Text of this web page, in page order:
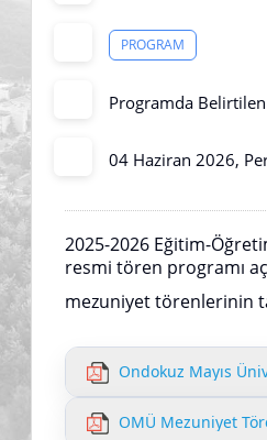
PROGRAM
Programda
04 Haziran 2026,
2025-2026 Eğitim-
resmi tören programı
mezuniyet törenlerinin
Ondokuz Mayıs
OMÜ Mezuniyet